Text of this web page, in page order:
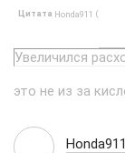
Цитата Honda911 (
Увеличился
это не из за
Honda911